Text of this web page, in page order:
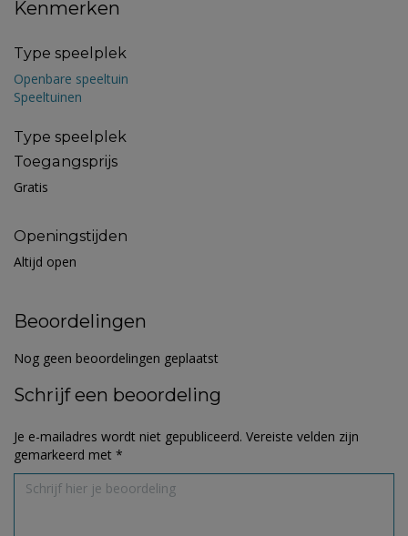
Kenmerken
Type speelplek
Openbare speeltuin
Speeltuinen
Type speelplek
Toegangsprijs
Gratis
Openingstijden
Altijd open
Beoordelingen
Nog geen beoordelingen geplaatst
Schrijf een beoordeling
Je e-mailadres wordt niet gepubliceerd. Vereiste velden zijn
gemarkeerd met *